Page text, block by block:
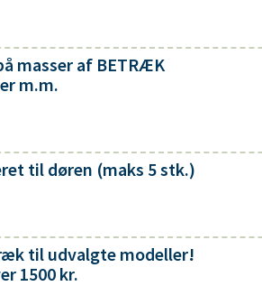
masser af BETRÆK
m.m.
til døren (maks 5 stk.)
til udvalgte modeller!
1500 kr.